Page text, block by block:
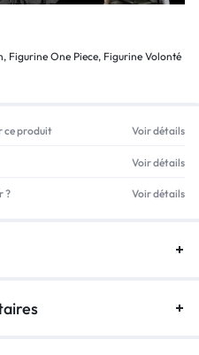
, Figurine One Piece, Figurine Volonté
ce produit Voir détails
Voir détails
? Voir détails